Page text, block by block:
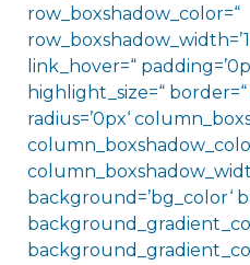
row_boxshadow_color=“
link_hover=“
highlight_size=“
radius=’0px‘
background=’bg_color‘